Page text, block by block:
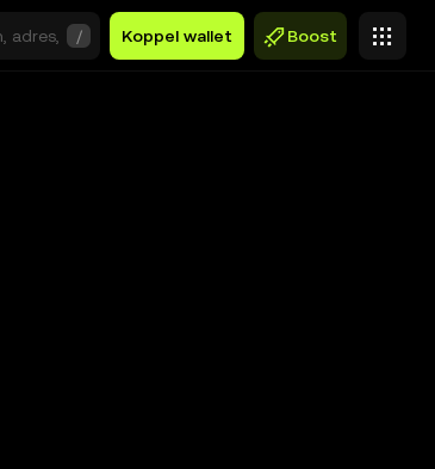
/ Koppel wallet Boost